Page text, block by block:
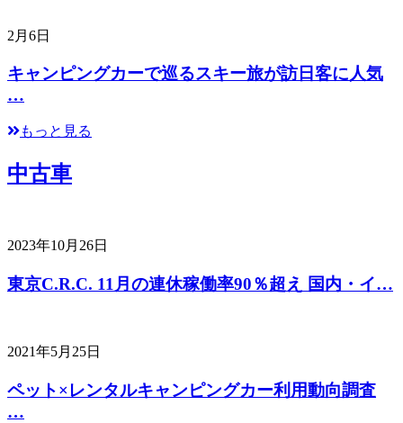
2月6日
キャンピングカーで巡るスキー旅が訪日客に人気
…
もっと見る
中古車
2023年10月26日
東京C.R.C. 11月の連休稼働率90％超え 国内・イ…
2021年5月25日
ペット×レンタルキャンピングカー利用動向調査
…